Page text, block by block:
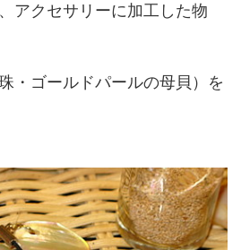
アクセサリーに加工した物
珠・ゴールドパールの母貝）を